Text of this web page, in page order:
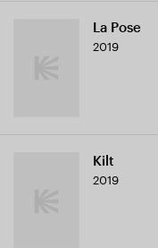
La Pose
2019
Kilt
2019